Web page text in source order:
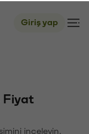
Giriş yap
Fiyat
inceleyin.